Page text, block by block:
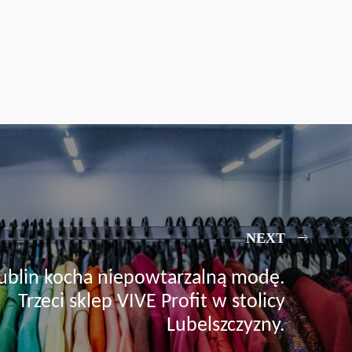
NEXT
kocha niepowtarzalną modę.
Trzeci sklep VIVE Profit w stolicy
Lubelszczyzny.